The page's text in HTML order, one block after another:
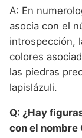
A: En
asocia con el
introspección,
colores
las piedras
lapislázuli.
Q: ¿Hay
con el nombre